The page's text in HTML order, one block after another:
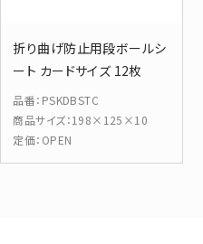
折り曲げ防止用段ボールシ
ート カードサイズ 12枚
品番： PSKDBSTC
商品サイズ：198×125×10
定価： OPEN